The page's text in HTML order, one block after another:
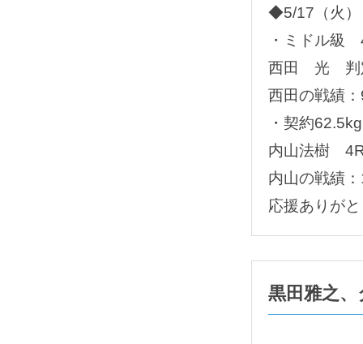
◆5/17（火）
・ミドル級
西田 光 判
西田の戦績
・契約
内山法樹
内山の戦績
応援ありが
黒田雅之